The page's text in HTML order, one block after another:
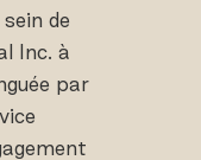
de
Inc. à
par